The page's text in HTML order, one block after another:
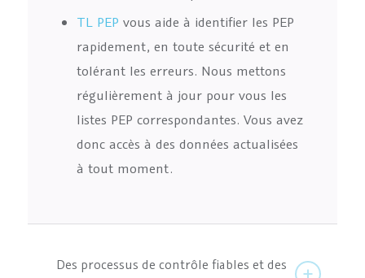
TL PEP vous aide à identifier les PEP
rapidement, en toute sécurité et en
tolérant les erreurs. Nous mettons
régulièrement à jour pour vous les
listes PEP correspondantes. Vous avez
donc accès à des données actualisées
à tout moment.
Des processus de contrôle fiables et des